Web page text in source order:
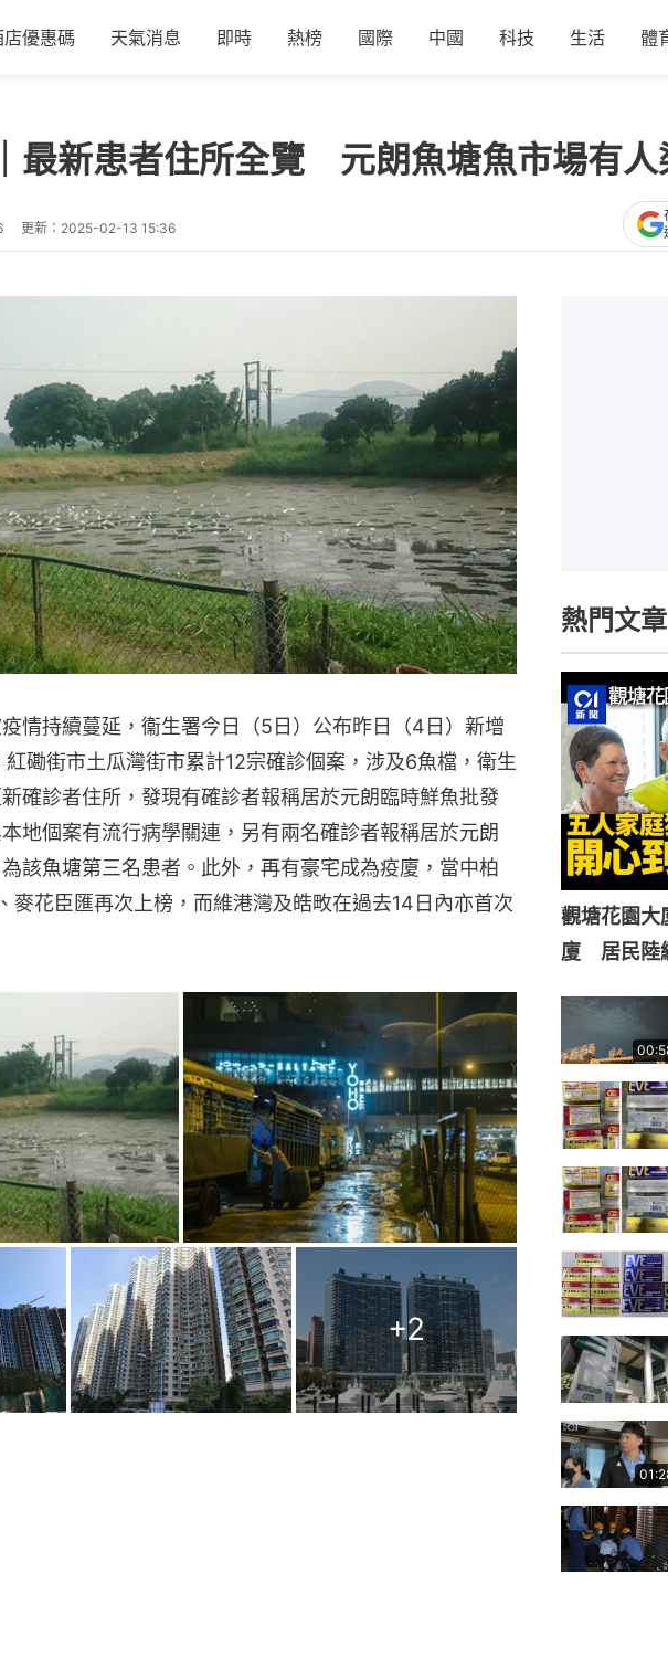
店優惠碼 天氣消息 即時 熱榜 國際 中國 科技 生活 體
最新患者住所全覽 元朗魚塘魚市場有
更新： 2025-02-13 15:36
情持續蔓延，衞生署今日（5日）公布昨日（4日）新增
磡街市土瓜灣街市累計12宗確診個案，涉及6魚檔，衛生
確診者住所，發現有確診者報稱居於元朗臨時鮮魚批發
地個案有流行病學關連，另有兩名確診者報稱居於元朗
該魚塘第三名患者。此外，再有豪宅成為疫廈，當中柏
麥花臣匯再次上榜，而維港灣及皓畋在過去14日內亦首次
+2
熱門文章
觀塘花園
廈 居民陸